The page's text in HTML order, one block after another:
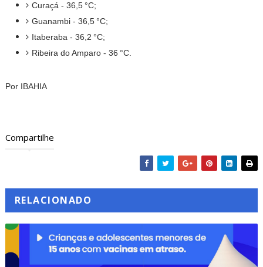
Curaçá - 36,5 °C;
Guanambi - 36,5 °C;
Itaberaba - 36,2 °C;
Ribeira do Amparo - 36 °C.
Por IBAHIA
Compartilhe
RELACIONADO